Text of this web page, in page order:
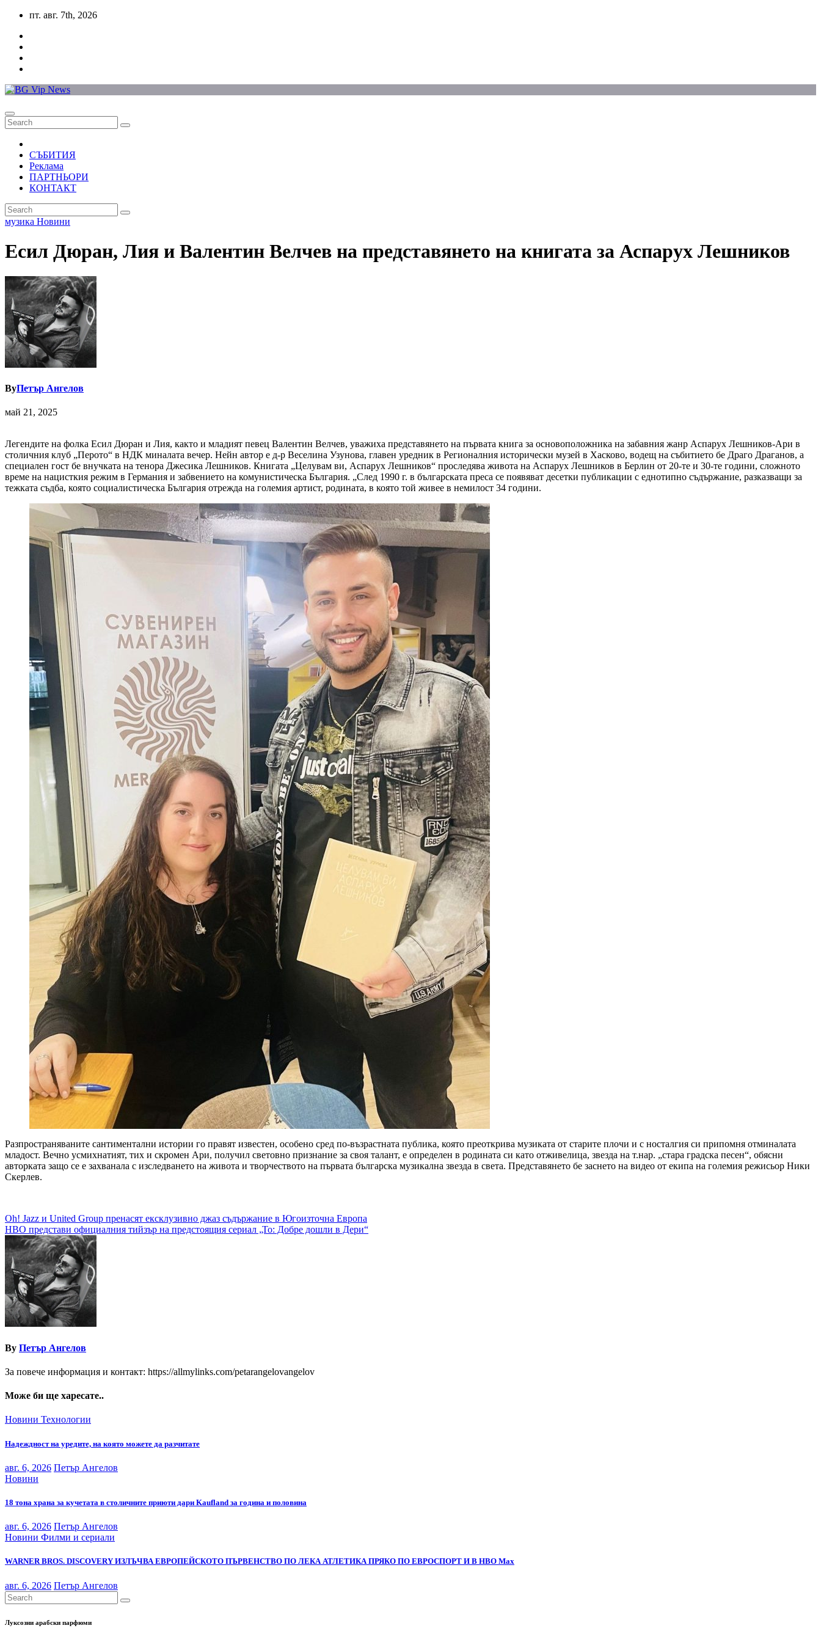
Skip
content
пт. авг. 7th, 2026
СЪБИТИЯ
Реклама
ПАРТНЬОРИ
КОНТАКТ
музика Новини
Есил Дюран, Лия и Валентин Велчев на представянето на книгата за Аспарух Лешников
ByПетър Ангелов
май 21, 2025
Легендите на фолка Есил Дюран и Лия, както и младият певец Валентин Велчев, уважиха представянето на първата книга за основоположника на забавния жанр Аспарух Лешников-Ари в
столичния клуб „Перото“ в НДК миналата вечер. Нейн автор е д-р Веселина Узунова, главен уредник в Регионалния исторически музей в Хасково, водещ на събитието бе Драго Драганов, а
специален гост бе внучката на тенора Джесика Лешников. Книгата „Целувам ви, Аспарух Лешников“ проследява живота на Аспарух Лешников в Берлин от 20-те и 30-те години, сложното
време на нацисткия режим в Германия и забвението на комунистическа България. „След 1990 г. в българската преса се появяват десетки публикации с еднотипно съдържание, разказващи за
тежката съдба, която социалистическа България отрежда на големия артист, родината, в която той живее в немилост 34 години.
Разпространяваните сантиментални истории го правят известен, особено сред по-възрастната публика, която преоткрива музиката от старите плочи и с носталгия си припомня отминалата
младост. Вечно усмихнатият, тих и скромен Ари, получил световно признание за своя талант, е определен в родината си като отживелица, звезда на т.нар. „стара градска песен“, обясни
авторката защо се е захванала с изследването на живота и творчеството на първата българска музикална звезда в света. Представянето бе заснето на видео от екипа на големия режисьор Ники
Скерлев.
Навигация
Oh! Jazz и United Group пренасят ексклузивно джаз съдържание в Югоизточна Европа
HBO представи официалния тийзър на предстоящия сериал „То: Добре дошли в Дери“
By Петър Ангелов
За повече информация и контакт: https://allmylinks.com/petarangelovangelov
Може би ще харесате..
Новини Технологии
Надеждност на уредите, на която можете да разчитате
авг. 6, 2026 Петър Ангелов
Новини
18 тона храна за кучетата в столичните приюти дари Kaufland за година и половина
авг. 6, 2026 Петър Ангелов
Новини Филми и сериали
WARNER BROS. DISCOVERY ИЗЛЪЧВА ЕВРОПЕЙСКОТО ПЪРВЕНСТВО ПО ЛЕКА АТЛЕТИКА ПРЯКО ПО ЕВРОСПОРТ И В НВО Мах
авг. 6, 2026 Петър Ангелов
Луксозни арабски парфюми